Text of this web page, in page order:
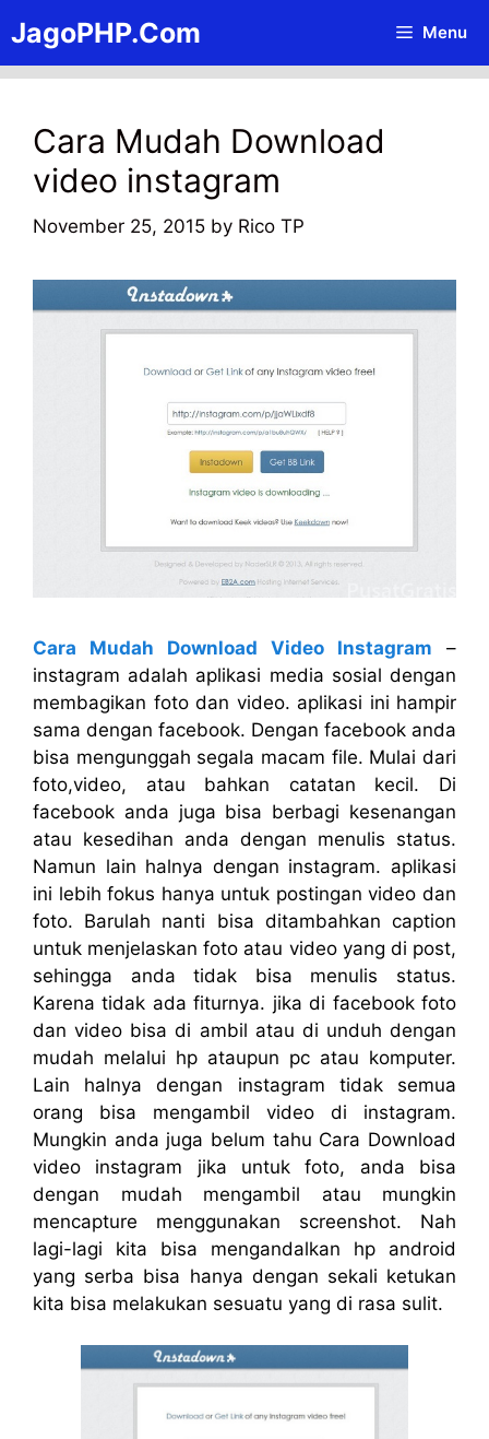
to
content
JagoPHP.Com Menu
Cara Mudah Download
video instagram
November 25, 2015 by Rico TP
Cara Mudah Download Video Instagram –
instagram adalah aplikasi media sosial dengan
membagikan foto dan video. aplikasi ini hampir
sama dengan facebook. Dengan facebook anda
bisa mengunggah segala macam file. Mulai dari
foto,video, atau bahkan catatan kecil. Di
facebook anda juga bisa berbagi kesenangan
atau kesedihan anda dengan menulis status.
Namun lain halnya dengan instagram. aplikasi
ini lebih fokus hanya untuk postingan video dan
foto. Barulah nanti bisa ditambahkan caption
untuk menjelaskan foto atau video yang di post,
sehingga anda tidak bisa menulis status.
Karena tidak ada fiturnya. jika di facebook foto
dan video bisa di ambil atau di unduh dengan
mudah melalui hp ataupun pc atau komputer.
Lain halnya dengan instagram tidak semua
orang bisa mengambil video di instagram.
Mungkin anda juga belum tahu Cara Download
video instagram jika untuk foto, anda bisa
dengan mudah mengambil atau mungkin
mencapture menggunakan screenshot. Nah
lagi-lagi kita bisa mengandalkan hp android
yang serba bisa hanya dengan sekali ketukan
kita bisa melakukan sesuatu yang di rasa sulit.